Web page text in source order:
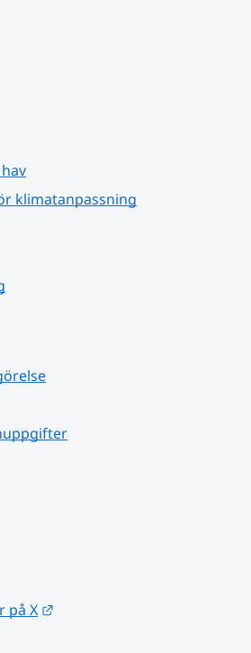
klimatanpassning
på X